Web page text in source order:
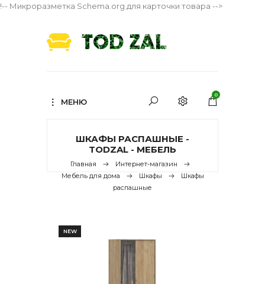
!-- Микроразметка Schema.org для карточки товара -->
МЕНЮ
0
ШКАФЫ РАСПАШНЫЕ -
TODZAL - МЕБЕЛЬ
Главная
Интернет-магазин
Мебель для дома
Шкафы
Шкафы
распашные
NEW